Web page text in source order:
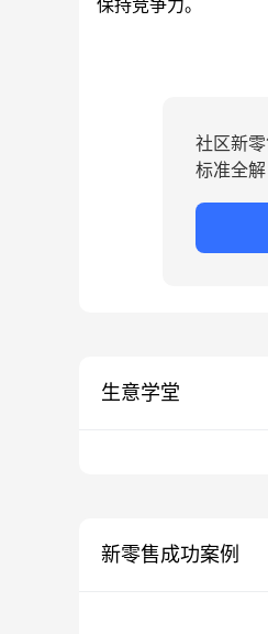
社区新
标准全解
生意学堂
新零售成功案例